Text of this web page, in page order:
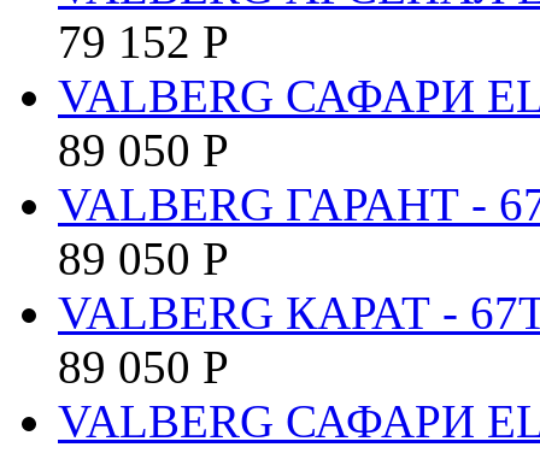
79 152 Р
VALBERG САФАРИ
89 050 Р
VALBERG ГАРАНТ -
89 050 Р
VALBERG КАРАТ -
89 050 Р
VALBERG САФАРИ